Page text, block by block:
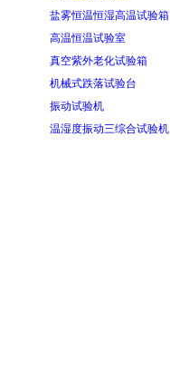
盐雾恒温恒湿高温试验箱
高温恒温试验室
真空紫外老化试验箱
机械式跌落试验台
振动试验机
温湿度振动三综合试验机